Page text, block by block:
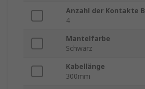
Anzahl der Kontakte B
4
Mantelfarbe
Schwarz
Kabellänge
300mm